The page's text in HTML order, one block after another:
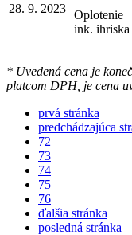
28. 9. 2023 Oplotenie
ink. ihriska
* Uvedená cena je
platcom DPH, je cena
prvá stránka
predchádzajúca
72
73
74
75
76
ďalšia stránka
posledná stránka